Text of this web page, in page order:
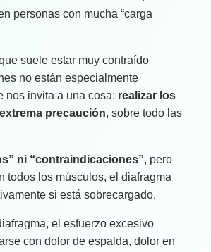
personas con mucha “carga
suele estar muy contraído
no están especialmente
nos invita a una cosa: realizar los
precaución, sobre todo las
ni “contraindicaciones”, pero
todos los músculos, el diafragma
si está sobrecargado.
el esfuerzo excesivo
con dolor de espalda, dolor en